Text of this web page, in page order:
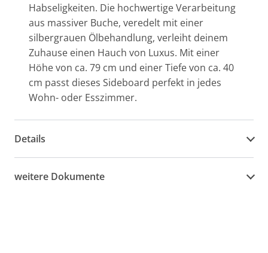
Habseligkeiten. Die hochwertige Verarbeitung
aus massiver Buche, veredelt mit einer
silbergrauen Ölbehandlung, verleiht deinem
Zuhause einen Hauch von Luxus. Mit einer
Höhe von ca. 79 cm und einer Tiefe von ca. 40
cm passt dieses Sideboard perfekt in jedes
Wohn- oder Esszimmer.
Details
weitere Dokumente